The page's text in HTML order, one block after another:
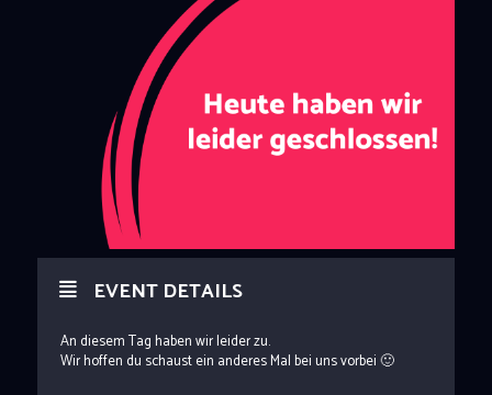
EVENT DETAILS
An diesem Tag haben wir leider zu.
Wir hoffen du schaust ein anderes Mal bei uns vorbei 🙂